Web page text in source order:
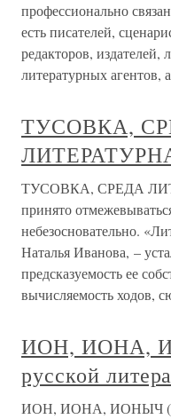
профессионально
есть писателей,
редакторов,
литературных агентов,
ТУСОВКА,
ТУСОВКА, СРЕДА
принято
небезосновательно.
Наталья Иванова, –
предсказуемость ее
вычисляемость ходов,
ИОН, ИОНА,
русской
ИОН, ИОНА, ИОНЫЧ